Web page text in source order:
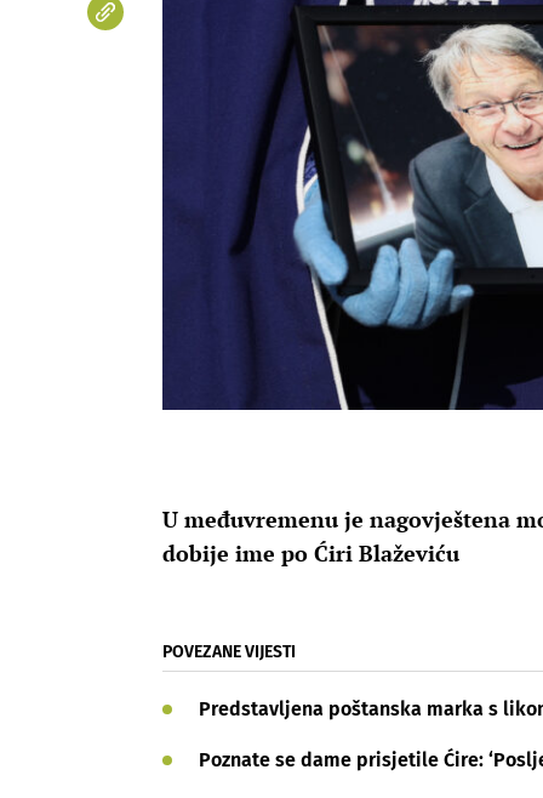
U međuvremenu je nagovještena
dobije ime po Ćiri Blaževiću
POVEZANE VIJESTI
Predstavljena poštanska marka s
Poznate se dame prisjetile Ćire: